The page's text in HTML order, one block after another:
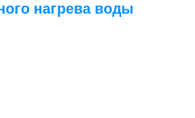
нагрева воды